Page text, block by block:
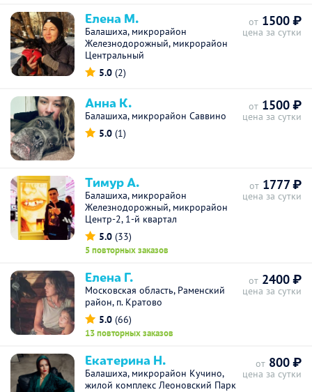
Елена М.
Балашиха, микрорайон
Железнодорожный, микрорайон
Центральный
5.0 (2)
от 1500 ₽
цена за сутки
Анна К.
Балашиха, микрорайон Саввино
5.0 (1)
от 1500 ₽
цена за сутки
Тимур А.
Балашиха, микрорайон
Железнодорожный, микрорайон
Центр-2, 1-й квартал
5.0 (33)
5 повторных заказов
от 1777 ₽
цена за сутки
Елена Г.
Московская область, Раменский
район, п. Кратово
5.0 (66)
13 повторных заказов
от 2400 ₽
цена за сутки
Екатерина Н.
Балашиха, микрорайон Кучино,
жилой комплекс Леоновский Парк
от 800 ₽
цена за сутки